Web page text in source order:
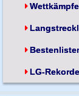
LG-Rekorde